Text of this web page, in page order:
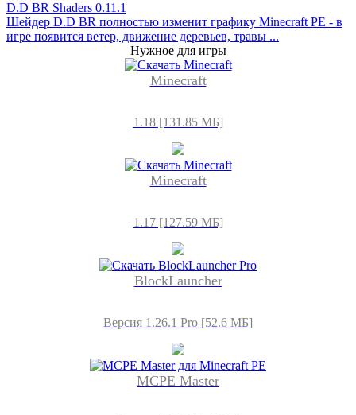
D.D BR Shaders 0.11.1
Шейдер D.D BR полностью изменит графику Minecraft PE - в
игре появится ветер, движение деревьев, травы ...
Нужное для игры
Minecraft
1.18 [131.85 МБ]
Minecraft
1.17 [127.59 МБ]
BlockLauncher
Версия 1.26.1 Pro [52.6 МБ]
MCPE Master